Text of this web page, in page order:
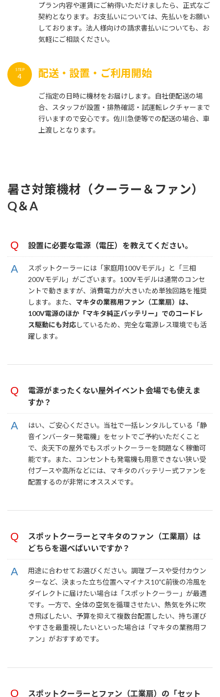
プラン内容や運賃にご納得いただけましたら、正式なご
契約となります。お支払いについては、先払いをお願い
しております。法人様向けの請求書払いについても、お
気軽にご相談ください。
配送・設置・ご利用開始
ご指定の日時に機材をお届けします。自社便配送の場
合、スタッフが設置・排熱確認・試運転レクチャーまで
行いますので安心です。佐川急便等での配送の場合、車
上渡しとなります。
STEP
4
暑さ対策機材（クーラー＆ファン）
Q＆A
設置に必要な電源（電圧）を教えてください。
スポットクーラーには「家庭用100Vモデル」と「三相
200Vモデル」がございます。100Vモデルは通常のコンセ
ントで動きますが、消費電力が大きいため単独回路を推奨
します。また、 マキタの業務用ファン（工業扇）は、
100V電源のほか「マキタ純正バッテリー」でのコードレ
ス駆動にも対応しているため、完全な電源レス環境でも活
躍します。
電源がまったくない屋外イベント会場でも使えま
すか？
はい、ご安心ください。当社で一括レンタルしている「静
音インバーター発電機」をセットでご予約いただくこと
で、炎天下の屋外でもスポットクーラーを問題なく稼働可
能です。また、コンセントも発電機も用意できない狭い受
付ブースや高所などには、マキタのバッテリー式ファンを
配置するのが非常にオススメです。
スポットクーラーとマキタのファン（工業扇）は
どちらを選べばいいですか？
用途に合わせてお選びください。調理ブースや受付カウン
ターなど、決まった立ち位置へマイナス10℃前後の冷風を
ダイレクトに届けたい場合は「スポットクーラー」が最適
です。一方で、全体の空気を循環させたい、熱気を外に吹
き飛ばしたい、予算を抑えて複数台配置したい、持ち運び
やすさを最重視したいといった場合は「マキタの業務用フ
ァン」がおすすめです。
スポットクーラーとファン（工業扇）の「セット